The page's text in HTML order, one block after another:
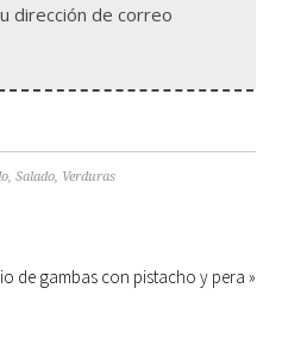
dirección de correo
,Salado, Verduras
de gambas con pistacho y pera »